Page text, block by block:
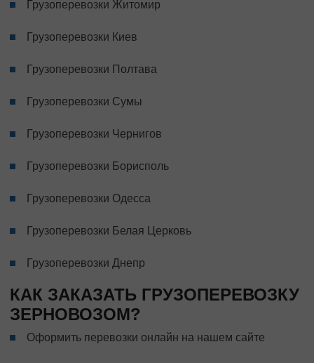
Грузоперевозки Житомир
Грузоперевозки Киев
Грузоперевозки Полтава
Грузоперевозки Сумы
Грузоперевозки Чернигов
Грузоперевозки Борисполь
Грузоперевозки Одесса
Грузоперевозки Белая Церковь
Грузоперевозки Днепр
КАК ЗАКАЗАТЬ ГРУЗОПЕРЕВОЗКУ
ЗЕРНОВОЗОМ?
Оформить перевозки онлайн на нашем сайте